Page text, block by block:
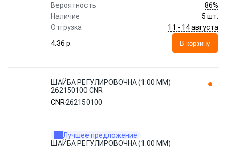
Вероятность
86%
Наличие
5 шт.
Отгрузка
11 - 14 августа
4.36 p.
В корзину
ШАЙБА РЕГУЛИРОВОЧНА (1.00 MM)
262150100 CNR
CNR 262150100
Лучшее предложение
ШАЙБА РЕГУЛИРОВОЧНА (1.00 MM)